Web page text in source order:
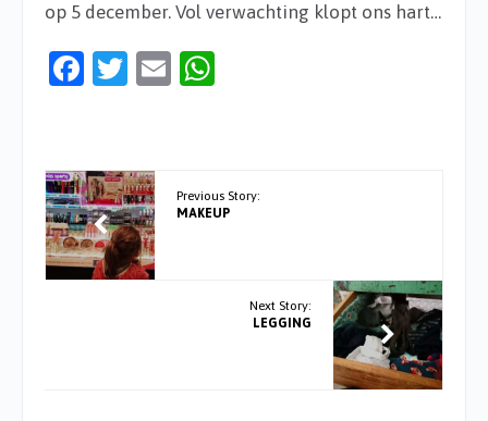
op 5 december. Vol verwachting klopt ons hart…
Facebook
Twitter
Email
Previous Story:
MAKEUP
Next Story:
LEGGING